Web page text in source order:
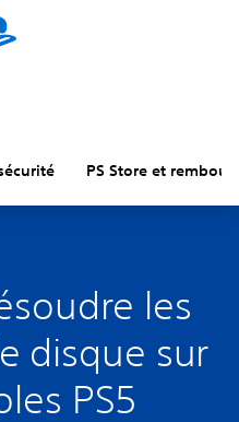
PS Store et
les
disque sur
PS5